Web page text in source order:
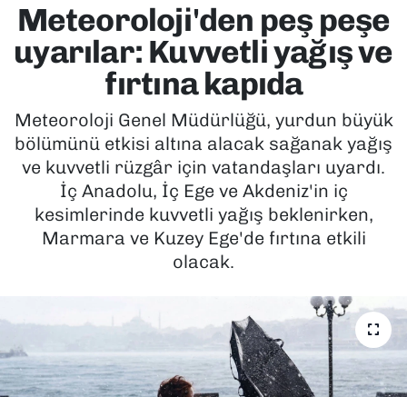
Meteoroloji'den peş peşe
uyarılar: Kuvvetli yağış ve
fırtına kapıda
Meteoroloji Genel Müdürlüğü, yurdun büyük
bölümünü etkisi altına alacak sağanak yağış
ve kuvvetli rüzgâr için vatandaşları uyardı.
İç Anadolu, İç Ege ve Akdeniz'in iç
kesimlerinde kuvvetli yağış beklenirken,
Marmara ve Kuzey Ege'de fırtına etkili
olacak.
EKONOMİ
KÜLTÜR SANAT
MAGAZİN
POLİTİKA
SAĞLIK
TEKNOLOJİ
YAŞAM
Tüm Manşetler
Son Dakika Haberleri
Haber Arşivi